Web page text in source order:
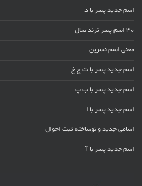
اسم جدید پسر با د
30 اسم پسر ترند سال
معنی اسم نسرین
اسم جدید پسر با ت ج خ
اسم جدید پسر با ب پ
اسم جدید پسر با ا
اسامی جدید و نوساخته ثبت احوال
اسم جدید پسر با آ